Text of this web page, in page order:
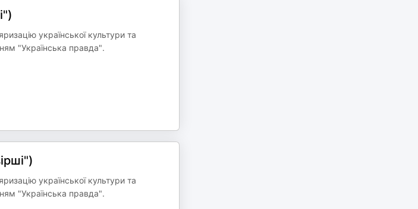
української культури та
"Українська правда".
української культури та
"Українська правда".